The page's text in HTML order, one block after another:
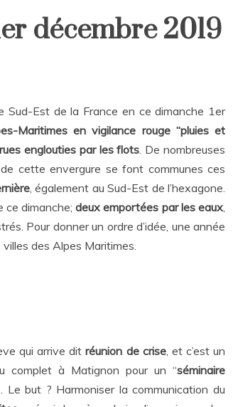
décembre 2019
Sud-Est de la France en ce dimanche 1er
Maritimes en vigilance rouge “pluies et
rues englouties par les flots. De nombreuses
cette envergure se font communes ces
, également au Sud-Est de l’hexagone.
ce dimanche;deux emportées par les eaux,
Pour donner un ordre d’idée, une année
des Alpes Maritimes.
qui arrive ditréunion de crise, et c’est un
complet à Matignon pour un “séminaire
but ? Harmoniser la communication du